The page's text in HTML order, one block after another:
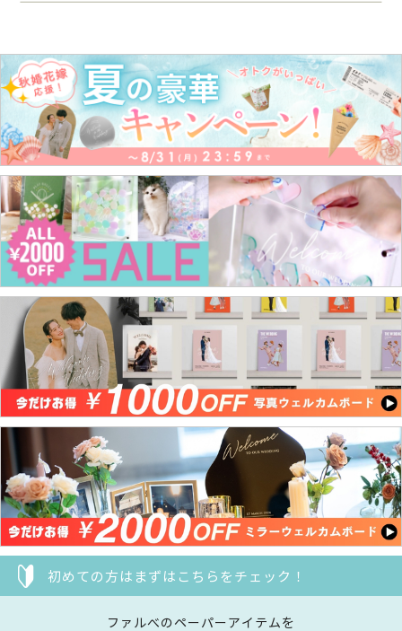
初めての方はまずはこちらをチェック！
ファルべのペーパーアイテムを